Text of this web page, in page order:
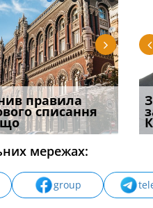
правила
списання
що
можуть отримати
за
дії
мережах:
group